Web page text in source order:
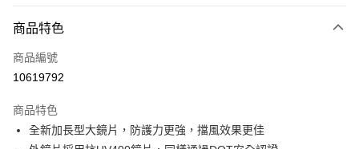
每筆NT$100，滿NT$1,000(含以上)免運費
商品特色
商品編號
10619792
商品特色
全新加長型大鏡片，防護力更強，擋風效果更佳